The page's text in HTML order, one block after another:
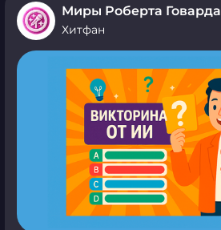
Миры Роберта Говарда
Хитфан